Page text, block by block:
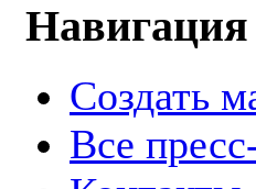
Навигация
Создать
Все